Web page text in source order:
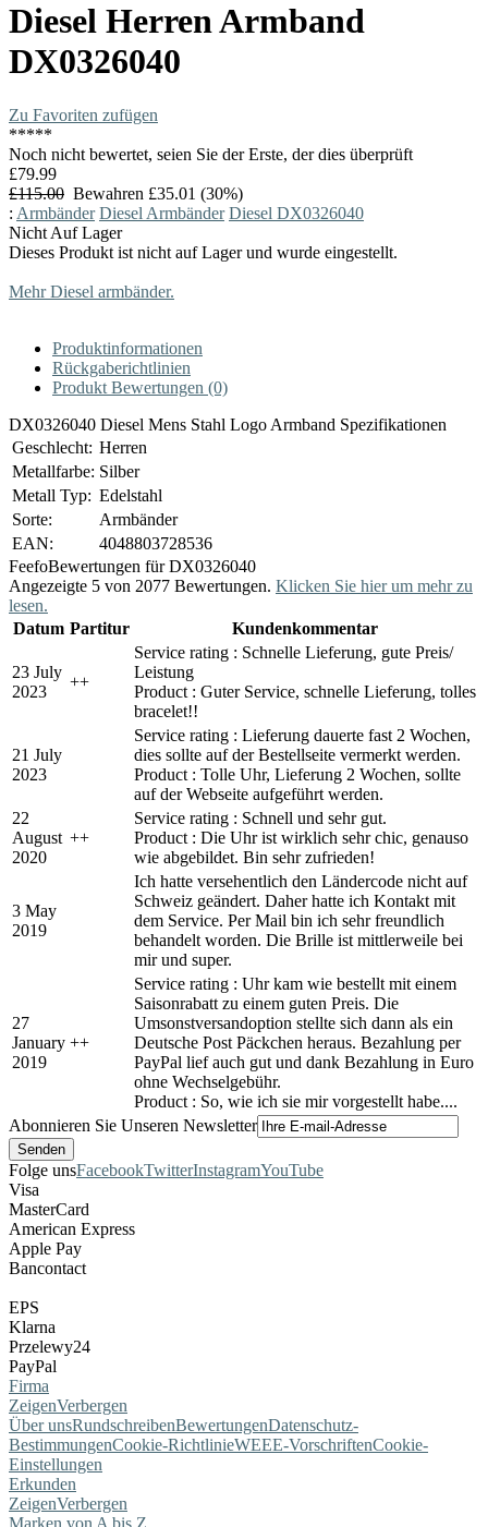
Diesel Herren Armband
DX0326040
Zu Favoriten zufügen
*****
Noch nicht bewertet, seien Sie der Erste, der dies überprüft
£79.99
£115.00 Bewahren £35.01 (30%)
: Armbänder Diesel Armbänder Diesel DX0326040
Nicht Auf Lager
Dieses Produkt ist nicht auf Lager und wurde eingestellt.
Mehr Diesel armbänder.
Produktinformationen
Rückgaberichtlinien
Produkt Bewertungen (0)
DX0326040 Diesel Mens Stahl Logo Armband Spezifikationen
Geschlecht: Herren
Metallfarbe: Silber
Metall Typ: Edelstahl
Sorte:
Armbänder
EAN:
4048803728536
FeefoBewertungen für DX0326040
Angezeigte 5 von 2077 Bewertungen. Klicken Sie hier um mehr zu
lesen.
Datum Partitur Kundenkommentar
23 July
2023
++
Service rating : Schnelle Lieferung, gute Preis/
Leistung
Product : Guter Service, schnelle Lieferung, tolles
bracelet!!
21 July
2023
Service rating : Lieferung dauerte fast 2 Wochen,
dies sollte auf der Bestellseite vermerkt werden.
Product : Tolle Uhr, Lieferung 2 Wochen, sollte
auf der Webseite aufgeführt werden.
22
August
2020
++
Service rating : Schnell und sehr gut.
Product : Die Uhr ist wirklich sehr chic, genauso
wie abgebildet. Bin sehr zufrieden!
3 May
2019
Ich hatte versehentlich den Ländercode nicht auf
Schweiz geändert. Daher hatte ich Kontakt mit
dem Service. Per Mail bin ich sehr freundlich
behandelt worden. Die Brille ist mittlerweile bei
mir und super.
27
January
2019
++
Service rating : Uhr kam wie bestellt mit einem
Saisonrabatt zu einem guten Preis. Die
Umsonstversandoption stellte sich dann als ein
Deutsche Post Päckchen heraus. Bezahlung per
PayPal lief auch gut und dank Bezahlung in Euro
ohne Wechselgebühr.
Product : So, wie ich sie mir vorgestellt habe....
Abonnieren Sie Unseren Newsletter
Folge unsFacebookTwitterInstagramYouTube
Visa
MasterCard
American Express
Apple Pay
Bancontact
EPS
Klarna
Przelewy24
PayPal
Firma
ZeigenVerbergen
Über unsRundschreibenBewertungenDatenschutz-
BestimmungenCookie-RichtlinieWEEE-VorschriftenCookie-
Einstellungen
Erkunden
ZeigenVerbergen
Marken von A bis Z